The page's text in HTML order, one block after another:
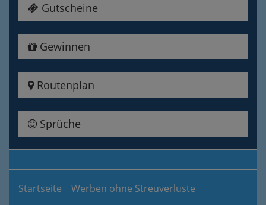
Gutscheine
Gewinnen
Routenplan
Sprüche
Startseite Werben ohne Streuverluste